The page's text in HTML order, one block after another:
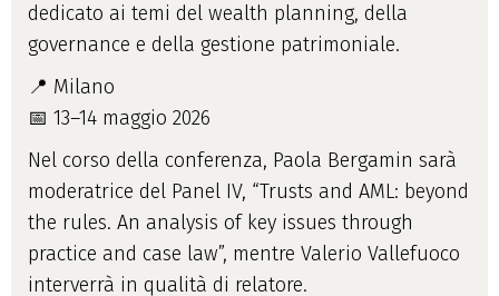
dedicato ai temi del wealth planning, della
governance e della gestione patrimoniale.
📍 Milano
📅 13–14 maggio 2026
Nel corso della conferenza, Paola Bergamin sarà
moderatrice del Panel IV, “Trusts and AML: beyond
the rules. An analysis of key issues through
practice and case law”, mentre Valerio Vallefuoco
interverrà in qualità di relatore.